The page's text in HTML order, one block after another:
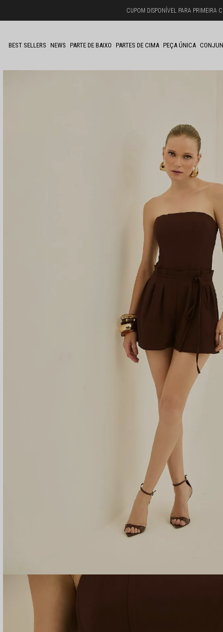
CUPOM DISPONÍVEL PARA PRIMEIRA
BEST SELLERS NEWS PARTE DE BAIXO PARTES DE CIMA PEÇA ÚNICA